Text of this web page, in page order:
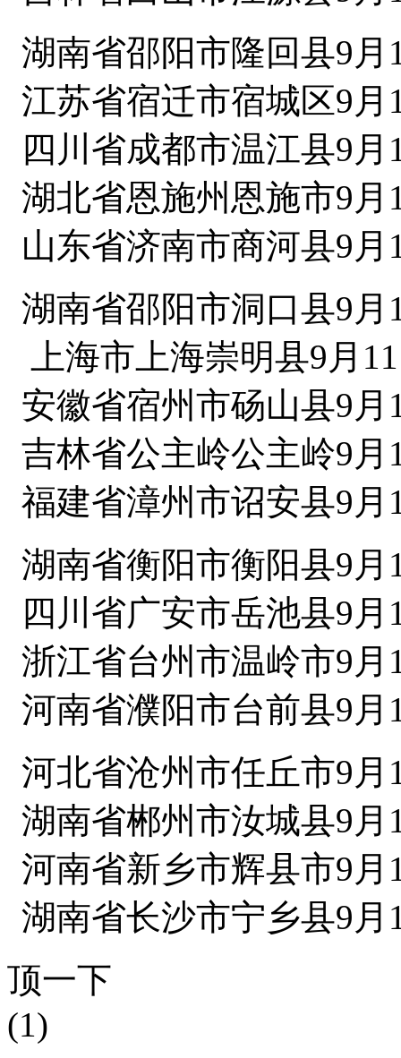
湖南省邵阳市隆回县9
江苏省宿迁市宿城区9
四川省成都市温江县9
湖北省恩施州恩施市9
山东省济南市商河县9
湖南省邵阳市洞口县9
上海市上海崇明县9
安徽省宿州市砀山县9
吉林省公主岭公主岭9
福建省漳州市诏安县9
湖南省衡阳市衡阳县9
四川省广安市岳池县9
浙江省台州市温岭市9
河南省濮阳市台前县9
河北省沧州市任丘市9
湖南省郴州市汝城县9
河南省新乡市辉县市9
湖南省长沙市宁乡县9
顶一下
(1)